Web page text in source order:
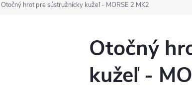
Otočný hrot pre sústružnícky kužeľ - MORSE 2 MK2
Otočný
kužeľ -